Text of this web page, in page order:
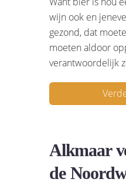
wijn ook en
gezond, dat
moeten aldoor
verantwoordelijk
Alkmaar
de